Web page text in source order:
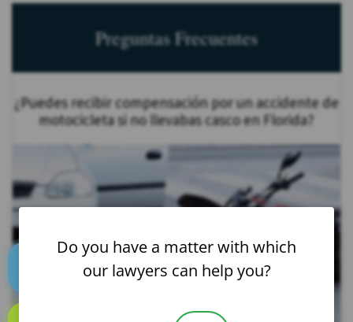
Preguntas Frecuentes
¿Puedes recibir compensación por un accidente de
motocicleta si no llevabas casco en Florida?
Do you have a matter with which
our lawyers can help you?